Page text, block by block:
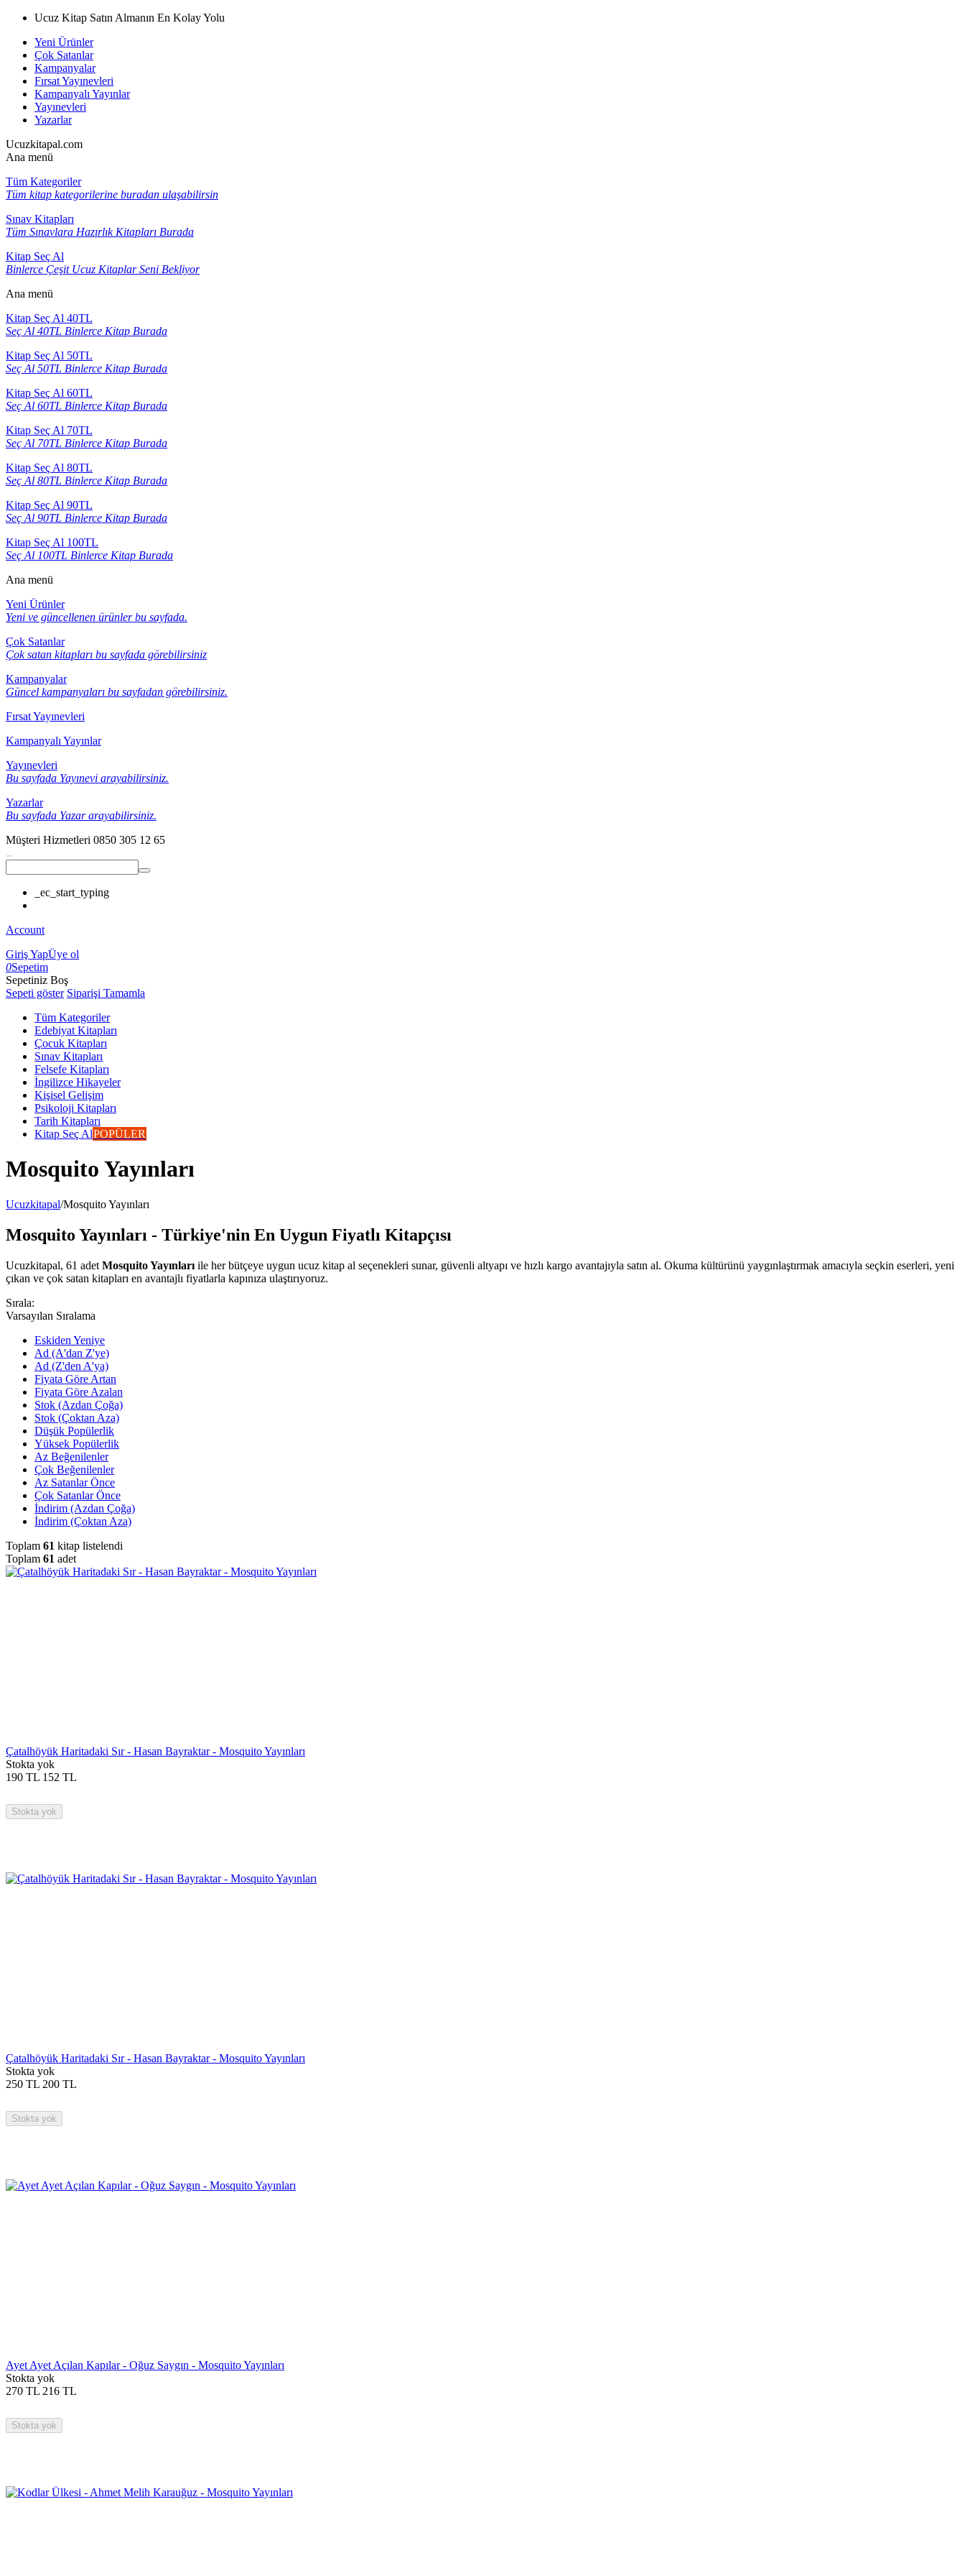
Ucuz Kitap Satın Almanın En Kolay Yolu
Yeni Ürünler
Çok Satanlar
Kampanyalar
Fırsat Yayınevleri
Kampanyalı Yayınlar
Yayınevleri
Yazarlar
Ucuzkitapal.com
Ana menü
Tüm Kategoriler
Tüm kitap kategorilerine buradan ulaşabilirsin
Sınav Kitapları
Tüm Sınavlara Hazırlık Kitapları Burada
Kitap Seç Al
Binlerce Çeşit Ucuz Kitaplar Seni Bekliyor
Ana menü
Kitap Seç Al 40TL
Seç Al 40TL Binlerce Kitap Burada
Kitap Seç Al 50TL
Seç Al 50TL Binlerce Kitap Burada
Kitap Seç Al 60TL
Seç Al 60TL Binlerce Kitap Burada
Kitap Seç Al 70TL
Seç Al 70TL Binlerce Kitap Burada
Kitap Seç Al 80TL
Seç Al 80TL Binlerce Kitap Burada
Kitap Seç Al 90TL
Seç Al 90TL Binlerce Kitap Burada
Kitap Seç Al 100TL
Seç Al 100TL Binlerce Kitap Burada
Ana menü
Yeni Ürünler
Yeni ve güncellenen ürünler bu sayfada.
Çok Satanlar
Çok satan kitapları bu sayfada görebilirsiniz
Kampanyalar
Güncel kampanyaları bu sayfadan görebilirsiniz.
Fırsat Yayınevleri
Kampanyalı Yayınlar
Yayınevleri
Bu sayfada Yayınevi arayabilirsiniz.
Yazarlar
Bu sayfada Yazar arayabilirsiniz.
Müşteri Hizmetleri 0850 305 12 65
_ec_start_typing
Account
Giriş YapÜye ol
0Sepetim
Sepetiniz Boş
Sepeti göster Siparişi Tamamla
Tüm Kategoriler
Edebiyat Kitapları
Çocuk Kitapları
Sınav Kitapları
Felsefe Kitapları
İngilizce Hikayeler
Kişisel Gelişim
Psikoloji Kitapları
Tarih Kitapları
Kitap Seç AlPOPÜLER
Mosquito Yayınları
Ucuzkitapal/Mosquito Yayınları
Mosquito Yayınları - Türkiye'nin En Uygun Fiyatlı Kitapçısı
Ucuzkitapal, 61 adet Mosquito Yayınları ile her bütçeye uygun ucuz kitap al seçenekleri sunar, güvenli altyapı ve hızlı kargo avantajıyla satın al. Okuma kültürünü yaygınlaştırmak amacıyla seçkin eserleri, yeni
çıkan ve çok satan kitapları en avantajlı fiyatlarla kapınıza ulaştırıyoruz.
Sırala:
Varsayılan Sıralama
Eskiden Yeniye
Ad (A'dan Z'ye)
Ad (Z'den A'ya)
Fiyata Göre Artan
Fiyata Göre Azalan
Stok (Azdan Çoğa)
Stok (Çoktan Aza)
Düşük Popülerlik
Yüksek Popülerlik
Az Beğenilenler
Çok Beğenilenler
Az Satanlar Önce
Çok Satanlar Önce
İndirim (Azdan Çoğa)
İndirim (Çoktan Aza)
Toplam 61 kitap listelendi
Toplam 61 adet
Çatalhöyük Haritadaki Sır - Hasan Bayraktar - Mosquito Yayınları
Stokta yok
190 TL 152 TL
Stokta yok
Çatalhöyük Haritadaki Sır - Hasan Bayraktar - Mosquito Yayınları
Stokta yok
250 TL 200 TL
Stokta yok
Ayet Ayet Açılan Kapılar - Oğuz Saygın - Mosquito Yayınları
Stokta yok
270 TL 216 TL
Stokta yok